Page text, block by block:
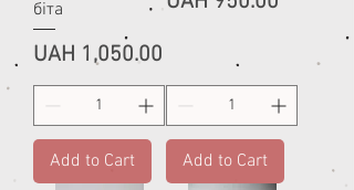
біта
Price
UAH 1,050.00
Add to Cart Add to Cart